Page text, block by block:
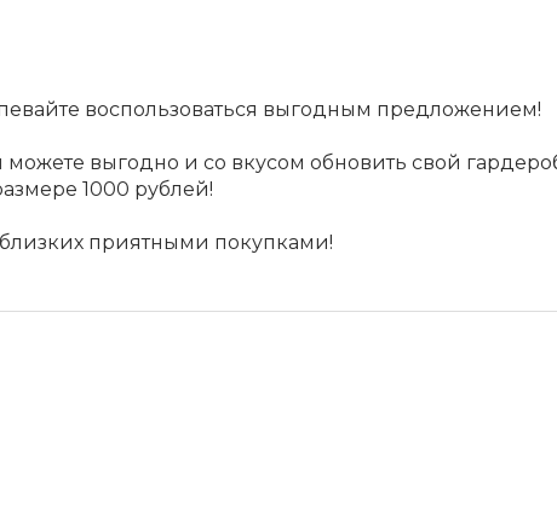
воспользоваться выгодным предложением!
выгодно и со вкусом обновить свой
1000 рублей!
приятными покупками!